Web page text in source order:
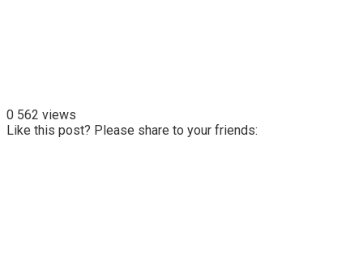
0 562 views
Like this post? Please share to your friends: